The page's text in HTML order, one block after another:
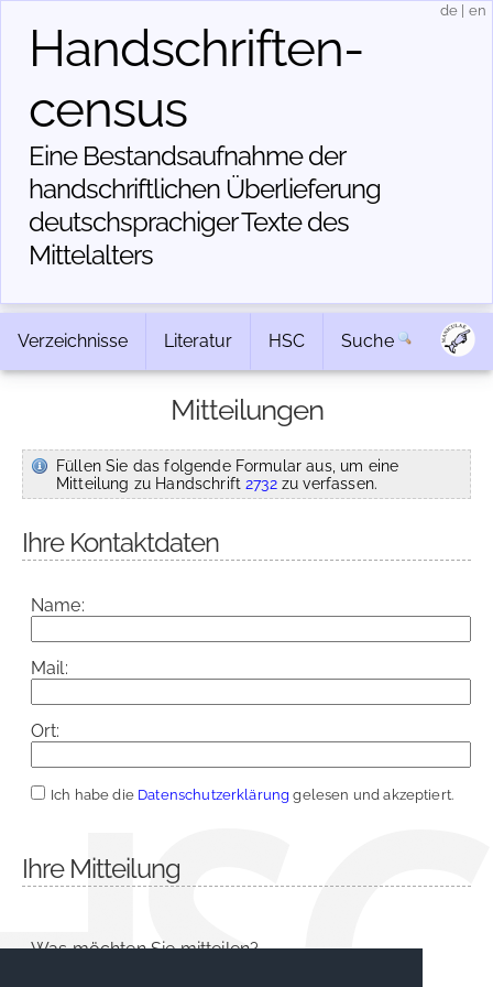
Handschriften­
census
Eine Bestandsaufnahme der
handschriftlichen Über­lieferung
deutschsprachiger Texte des
Mittelalters
de en
Verzeichnisse Literatur HSC Suche
Mitteilungen
Füllen Sie das folgende Formular aus, um eine
Mitteilung zu Handschrift2732zu verfassen.
Ihre Kontaktdaten
Name:
Mail:
Ort:
Ich habe die Datenschutzerklärung gelesen und akzeptiert.
Ihre Mitteilung
Was möchten Sie mitteilen?